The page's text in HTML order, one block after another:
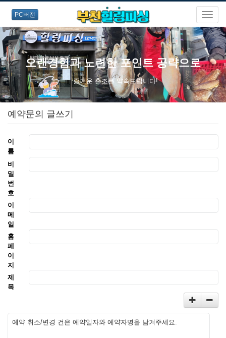
PC버전
오랜경험과 노련한 포인트 공략으로
즐거운 출조를 약속드립니다!
예약문의 글쓰기
이
름
비
밀
번
호
이
메
일
홈
페
이
지
제
목